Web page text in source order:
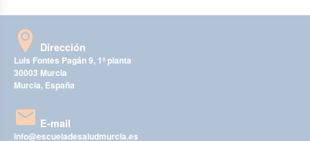
Dirección
Luis Fontes Pagán 9, 1ª planta
30003 Murcia
Murcia, España
E-mail
info@escueladesaludmurcia.es